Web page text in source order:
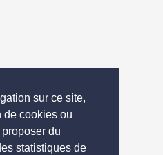
sur ce site,
de cookies ou
du
statistiques de